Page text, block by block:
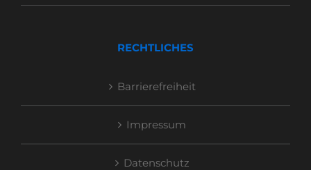
RECHTLICHES
Barrierefreiheit
Impressum
Datenschutz